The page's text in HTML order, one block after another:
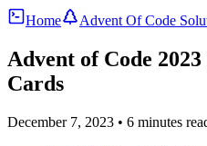
Home Advent Of Code
Advent of Code
Cards
December 7, 2023 • 6 minutes